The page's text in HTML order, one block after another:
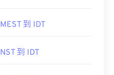
MEST 到 IDT
NST 到 IDT